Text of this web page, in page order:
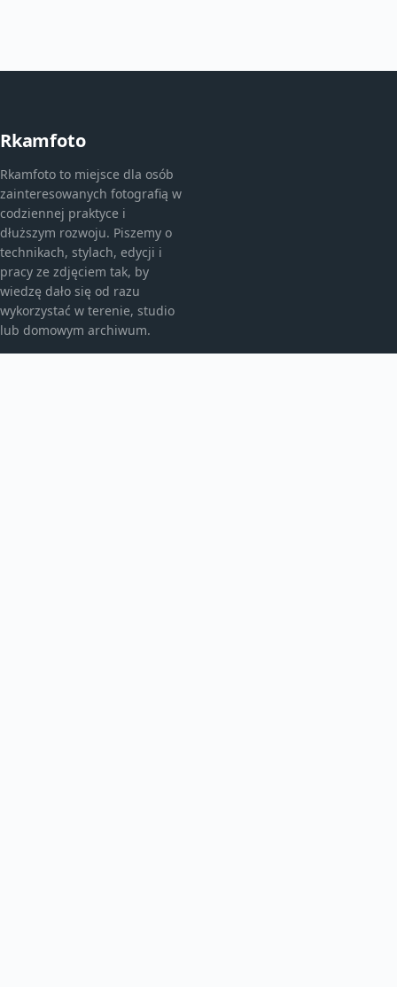
Rkamfoto
Rkamfoto to miejsce dla osób
zainteresowanych fotografią w
codziennej praktyce i
dłuższym rozwoju. Piszemy o
technikach, stylach, edycji i
pracy ze zdjęciem tak, by
wiedzę dało się od razu
wykorzystać w terenie, studio
lub domowym archiwum.